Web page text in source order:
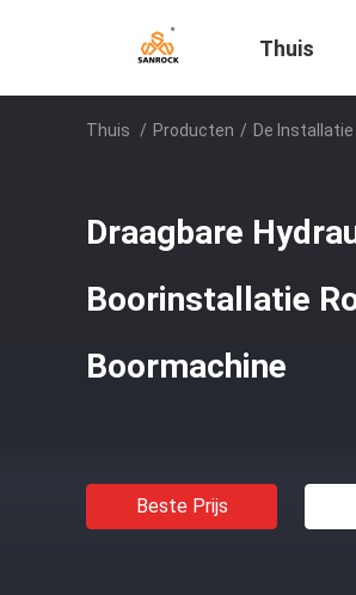
Thuis
Thuis / Producten / De
Draagbare
Boorinstallatie
Boormachine
Beste Prijs